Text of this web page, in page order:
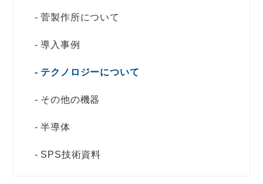
菅製作所について
導入事例
テクノロジーについて
その他の機器
半導体
SPS技術資料